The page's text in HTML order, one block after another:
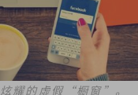
耀的虚假“橱窗”。